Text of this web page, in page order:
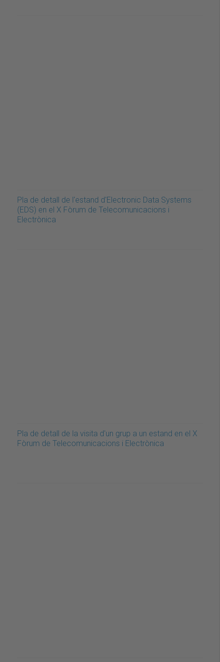
Pla de detall de l'estand d'Electronic Data Systems
(EDS) en el X Fòrum de Telecomunicacions i
Electrònica
Pla de detall de la visita d'un grup a un estand en el X
Fòrum de Telecomunicacions i Electrònica